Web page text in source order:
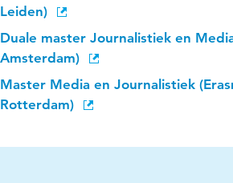
Leiden)
Duale master Journalistiek en
Amsterdam)
Master Media en Journalistiek
Rotterdam)